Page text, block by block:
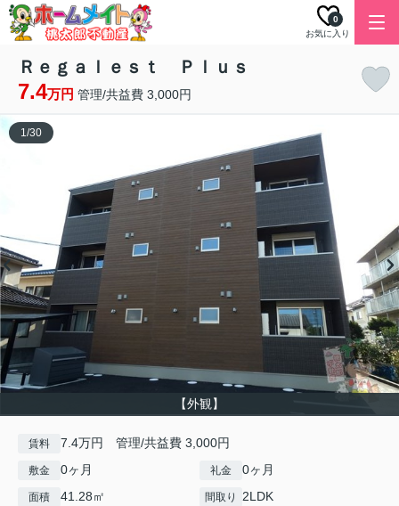
お気に入り
0
Ｒｅｇａｌｅｓｔ Ｐｌｕｓ
7.4万円 管理/共益費 3,000円
【外観】
1/30
賃料 7.4万円 管理/共益費 3,000円
敷金 0ヶ月 礼金 0ヶ月
面積 41.28㎡ 間取り 2LDK